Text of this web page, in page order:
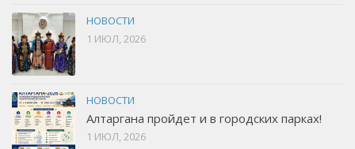
НОВОСТИ
1 ИЮЛ, 2026
НОВОСТИ
Алтаргана пройдет и в городских парках!
1 ИЮЛ, 2026